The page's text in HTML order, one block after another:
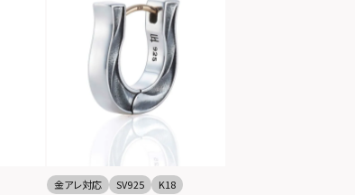
金アレ対応 SV925 K18